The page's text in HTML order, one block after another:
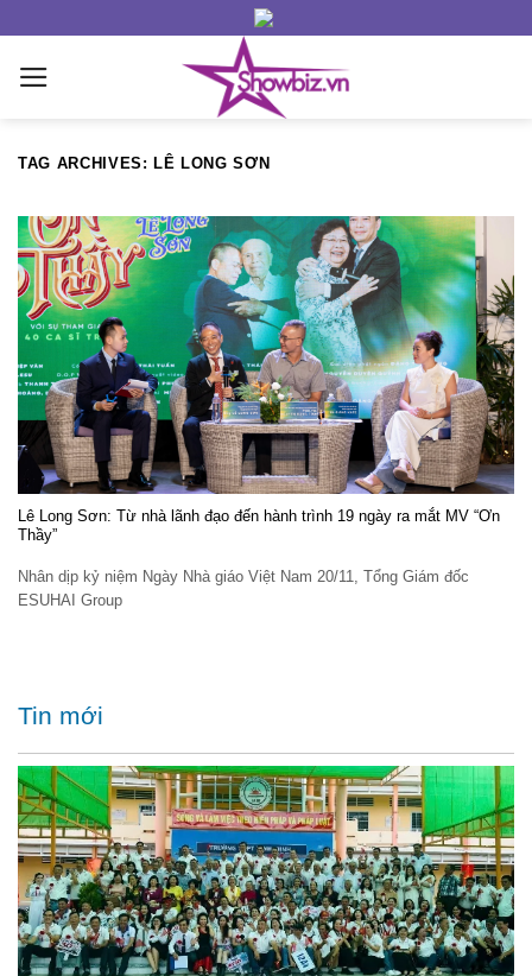
content
TAG ARCHIVES: LÊ LONG SƠN
Lê Long Sơn: Từ nhà lãnh đạo đến hành trình 19 ngày ra mắt MV “Ơn
Thầy”
Nhân dịp kỷ niệm Ngày Nhà giáo Việt Nam 20/11, Tổng Giám đốc
ESUHAI Group
Tin mới